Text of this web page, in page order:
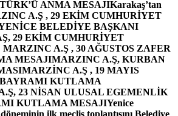
ANMA MESAJIKarakaş’tan
A.Ş , 29 EKİM CUMHURİYET
BELEDİYE BAŞKANI
29 EKİM CUMHURİYET
MARZINC A.Ş , 30 AĞUSTOS ZAFER
MESAJIMARZINC A.Ş, KURBAN
MARZİNC A.Ş , 19 MAYIS
BAYRAMI KUTLAMA
23 NİSAN ULUSAL EGEMENLİK
KUTLAMA MESAJIYenice
ilk meclis toplantısını Belediye